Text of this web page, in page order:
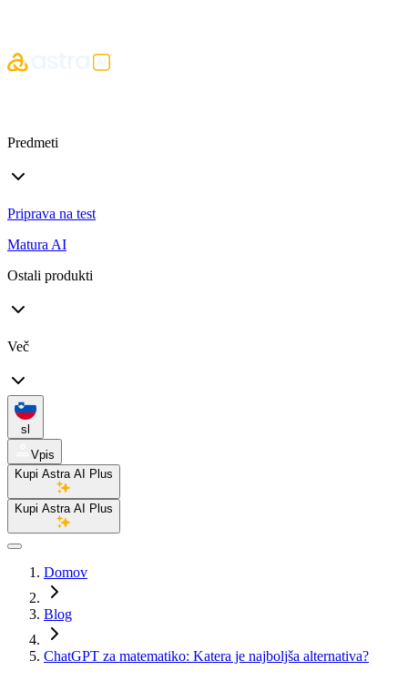
Predmeti
Priprava na test
Matura AI
Ostali produkti
Več
sl
Vpis
Kupi Astra AI Plus
Kupi Astra AI Plus
Domov
Blog
ChatGPT za matematiko: Katera je najboljša alternativa?